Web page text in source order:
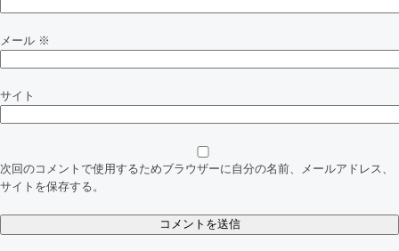
ン
メール ※
サイト
次回のコメントで使用するためブラウザーに自分の名前、メールアドレス、
サイトを保存する。